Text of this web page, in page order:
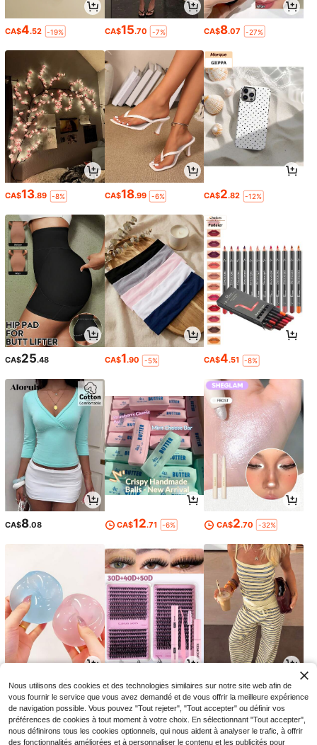
CA$4.52 -19% CA$15.70 -7% CA$8.07 -27%
CA$13.89 -8% CA$18.99 -6% CA$2.82 -12%
CA$25.48 CA$1.90 -5% CA$4.51 -8%
CA$8.08 CA$12.71 -6% CA$2.70 -32%
CA$4.54 -11% CA$2.33 -7% CA$34 .58
Nous utilisons des cookies et des technologies similaires sur notre site web afin de
vous fournir le service que vous avez demandé et de vous offrir la meilleure expérience
de navigation possible. Vous pouvez "Tout rejeter", "Tout accepter" ou définir vos
préférences de cookies à tout moment à votre choix. En sélectionnant "Tout accepter",
nous définirons tous les cookies optionnels, qui nous aident à analyser le trafic, à offrir
des fonctionnalités améliorées et à personnaliser le contenu et les publicités pour